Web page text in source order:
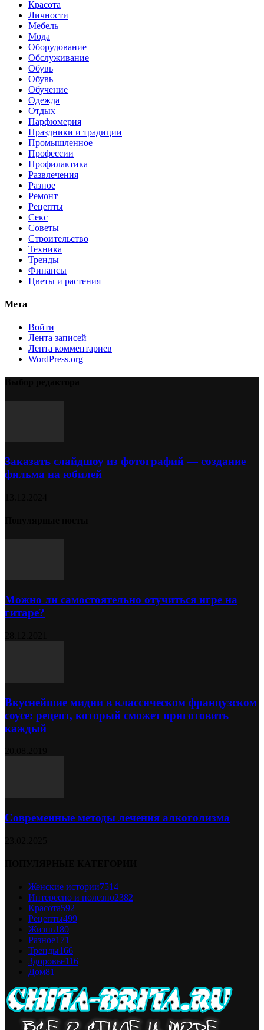
Красота
Личности
Мебель
Мода
Оборудование
Обслуживание
Обувь
Обувь
Обучение
Одежда
Отдых
Парфюмерия
Праздники и традиции
Промышленное
Профессии
Профилактика
Развлечения
Разное
Ремонт
Рецепты
Секс
Советы
Строительство
Техника
Тренды
Финансы
Цветы и растения
Мета
Войти
Лента записей
Лента комментариев
WordPress.org
Заказать слайдшоу из фотографий — создание
фильма на юбилей
Можно ли самостоятельно отучиться игре на
гитаре?
Вкуснейшие мидии в классическом французском
соусе: рецепт, который сможет приготовить
каждый
Современные методы лечения алкоголизма
Женские истории7514
Интересно и полезно2382
Красота592
Рецепты499
Жизнь180
Разное171
Тренды166
Здоровье116
Дом81